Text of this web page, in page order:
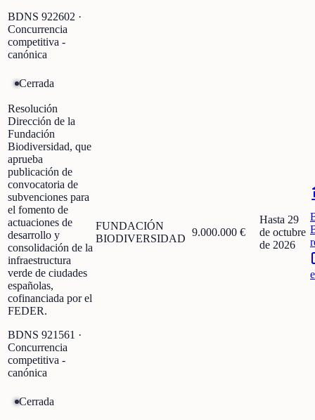
BDNS 922602 ·
Concurrencia
competitiva -
canónica
Cerrada
Resolución
Dirección de la
Fundación
Biodiversidad, que
aprueba
publicación de
convocatoria de
subvenciones para
el fomento de
actuaciones de
desarrollo y
consolidación de la
infraestructura
verde de ciudades
españolas,
cofinanciada por el
FEDER.
BDNS 921561 ·
Concurrencia
competitiva -
canónica
FUNDACIÓN
BIODIVERSIDAD
9.000.000 €
Hasta 29
de octubre
de 2026
Cerrada